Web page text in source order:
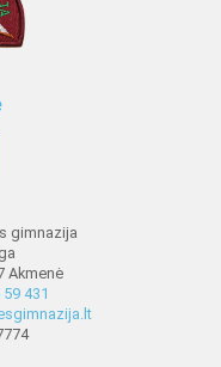
gimnazija
Akmenė
431